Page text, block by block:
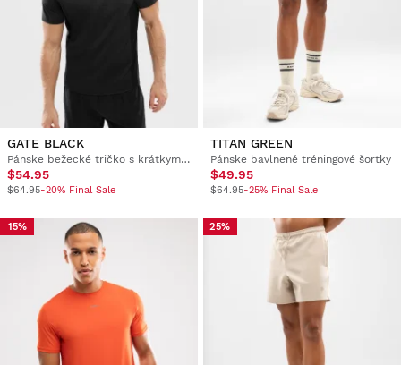
GATE BLACK
Pánske bežecké tričko s krátkym rukávom
$54.95
$64.95-20% Final Sale
TITAN GREEN
Pánske bavlnené tréningové šortky
$49.95
$64.95-25% Final Sale
15% 25%